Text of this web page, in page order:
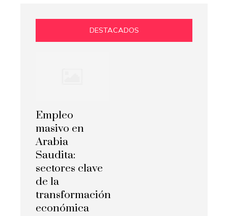
DESTACADOS
Empleo
masivo en
Arabia
Saudita:
sectores clave
de la
transformación
económica